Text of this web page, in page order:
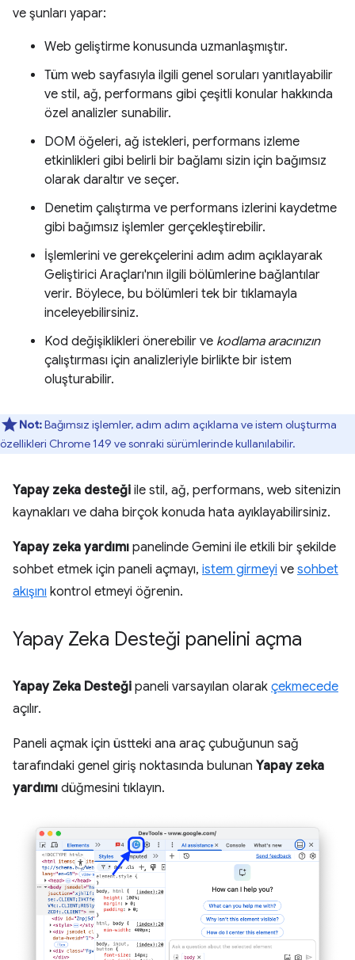
ve şunları yapar:
Web geliştirme konusunda uzmanlaşmıştır.
Tüm web sayfasıyla ilgili genel soruları yanıtlayabilir
ve stil, ağ, performans gibi çeşitli konular hakkında
özel analizler sunabilir.
DOM öğeleri, ağ istekleri, performans izleme
etkinlikleri gibi belirli bir bağlamı sizin için bağımsız
olarak daraltır ve seçer.
Denetim çalıştırma ve performans izlerini kaydetme
gibi bağımsız işlemler gerçekleştirebilir.
İşlemlerini ve gerekçelerini adım adım açıklayarak
Geliştirici Araçları'nın ilgili bölümlerine bağlantılar
verir. Böylece, bu bölümleri tek bir tıklamayla
inceleyebilirsiniz.
Kod değişiklikleri önerebilir ve kodlama aracınızın
çalıştırması için analizleriyle birlikte bir istem
oluşturabilir.
Not:Bağımsız işlemler, adım adım açıklama ve istem oluşturma
özellikleri Chrome 149 ve sonraki sürümlerinde kullanılabilir.
Yapay zeka desteği ile stil, ağ, performans, web sitenizin
kaynakları ve daha birçok konuda hata ayıklayabilirsiniz.
Yapay zeka yardımı panelinde Gemini ile etkili bir şekilde
sohbet etmek için paneli açmayı, istem girmeyi ve sohbet
akışını kontrol etmeyi öğrenin.
Yapay Zeka Desteği panelini açma
Yapay Zeka Desteği paneli varsayılan olarak çekmecede
açılır.
Paneli açmak için üstteki ana araç çubuğunun sağ
tarafındaki genel giriş noktasında bulunan Yapay zeka
yardımı düğmesini tıklayın.